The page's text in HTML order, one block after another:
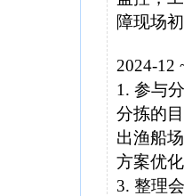
障现场
2024-12
1. 参与
分拣的
出渔船
方案优化
3. 整理